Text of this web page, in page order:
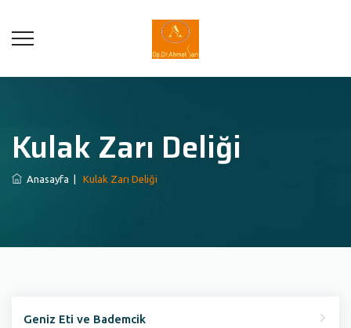
Kulak Zarı Deliği
Anasayfa Kulak Zarı Deliği
Geniz Eti ve Bademcik